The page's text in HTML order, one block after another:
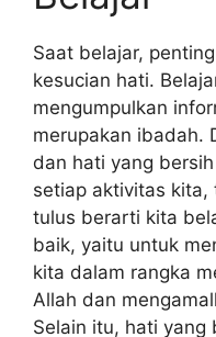
Saat belajar,
kesucian hati.
mengumpulkan
merupakan ibadah.
dan hati yang
setiap aktivitas kita,
tulus berarti kita
baik, yaitu untuk
kita dalam rangka
Allah dan
Selain itu, hati yang